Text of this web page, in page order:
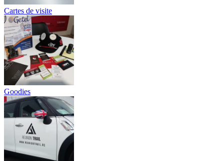
Cartes de visite
Goodies